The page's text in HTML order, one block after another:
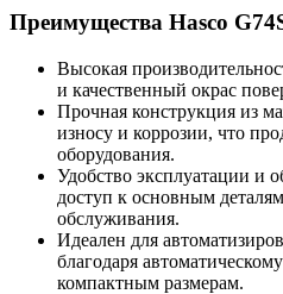
Преимущества Hasco
Высокая
и качественный окрас
Прочная конструкция из
износу и коррозии, что
оборудования.
Удобство эксплуатации и
доступ к основным
обслуживания.
Идеален для
благодаря
компактным размерам.